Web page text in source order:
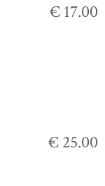
€ 17.00
€ 25.00